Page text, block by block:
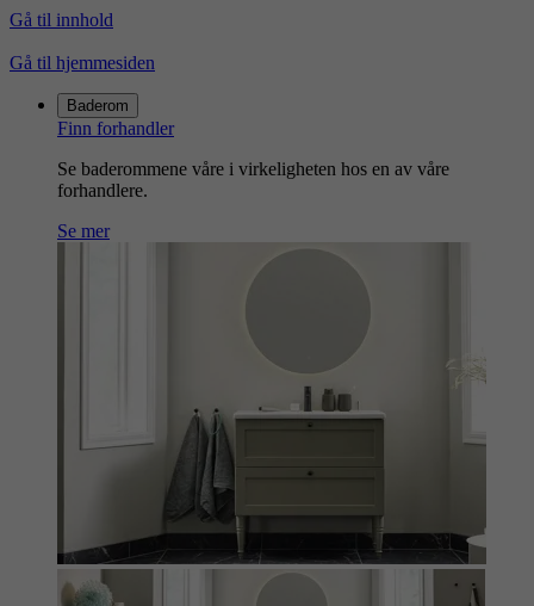
Gå til innhold
Gå til hjemmesiden
Baderom
Finn forhandler
Se baderommene våre i virkeligheten hos en av våre
forhandlere.
Se mer